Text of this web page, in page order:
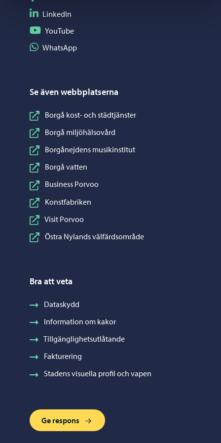
Följ på LinkedIn
LinkedIn
Följ på YouTube
YouTube
Dela på WhatsApp
WhatsApp
Se även webbplatserna
Borgå kost- och städtjänster
Borgå miljöhälsovård
Borgånejdens musikinstitut
Borgå vatten
Business Porvoo
Konstfabriken
Visit Porvoo
Östra Nylands välfärdsområde
Bra att veta
Dataskydd
Information om kakor
Tillgänglighetsutlåtande
Fakturering
Stadens visuella profil och vapen
Ge respons